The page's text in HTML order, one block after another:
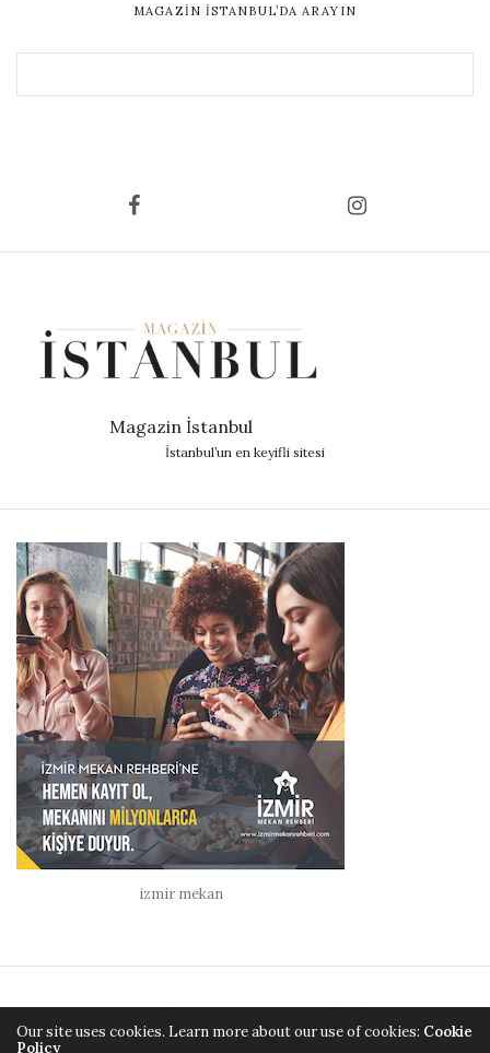
MAGAZIN İSTANBUL’DA ARAYIN
Magazin İstanbul
İstanbul’un en keyifli sitesi
izmir mekan
Our site uses cookies. Learn more about our use of cookies: Cookie
Policy